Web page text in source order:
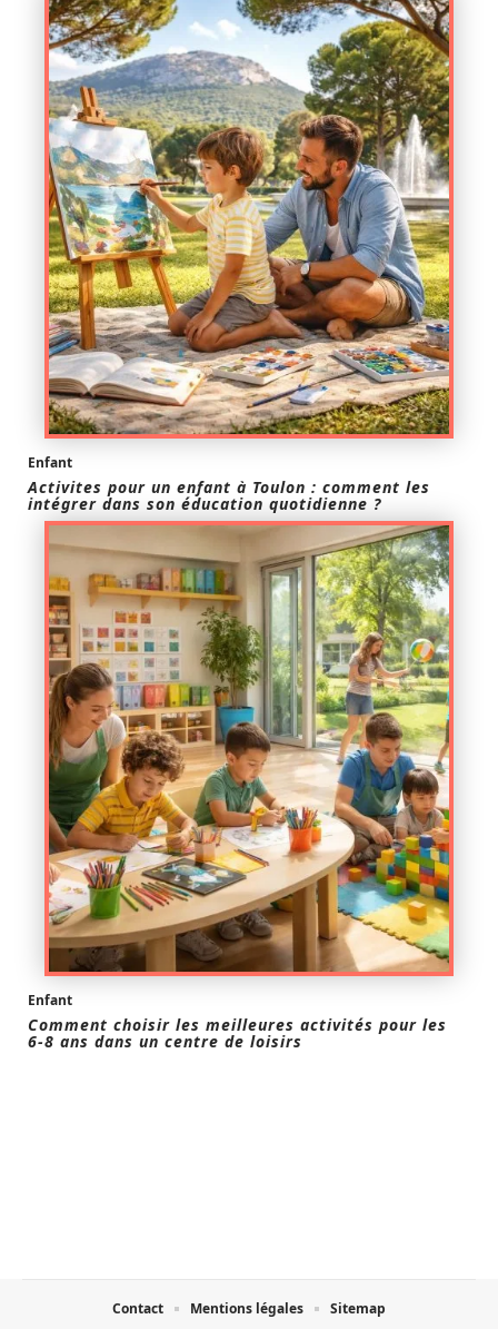
Enfant
Activites pour un enfant à Toulon : comment les
intégrer dans son éducation quotidienne ?
Enfant
Comment choisir les meilleures activités pour les
6-8 ans dans un centre de loisirs
Contact Mentions légales Sitemap